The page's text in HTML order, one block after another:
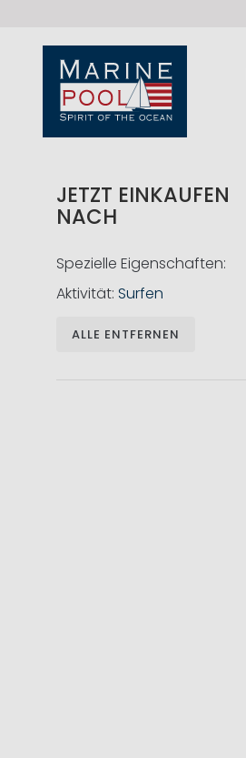
JETZT EINKAUFEN
NACH
Spezielle Eigenschaften
Aktivität Surfen
ALLE ENTFERNEN